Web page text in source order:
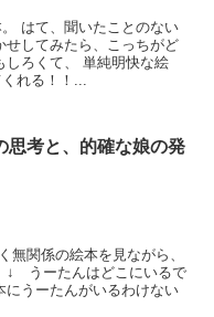
はて、聞いたことのない
せしてみたら、こっちがど
しろくて、 単純明快な絵
れる！！...
思考と、的確な娘の発
無関係の絵本を見ながら、
↓ うーたんはどこにいるで
にうーたんがいるわけない